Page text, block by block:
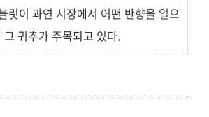
릿이 과연 시장에서 어떤 반향을 일으
그 귀추가 주목되고 있다.